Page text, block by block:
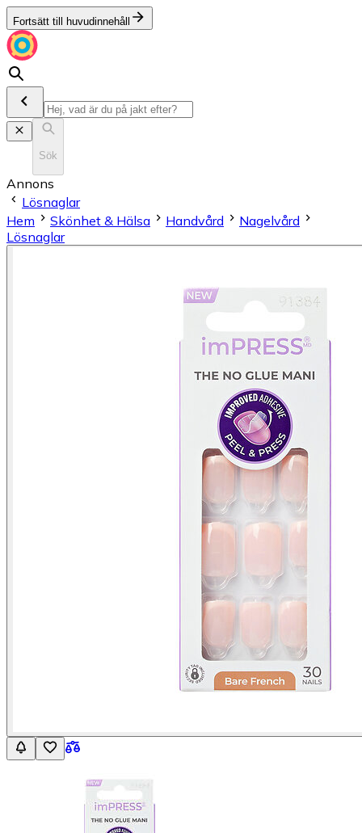
Fortsätt till huvudinnehåll
Sök
Annons
Lösnaglar
Hem
Skönhet & Hälsa Handvård
Nagelvård
Lösnaglar